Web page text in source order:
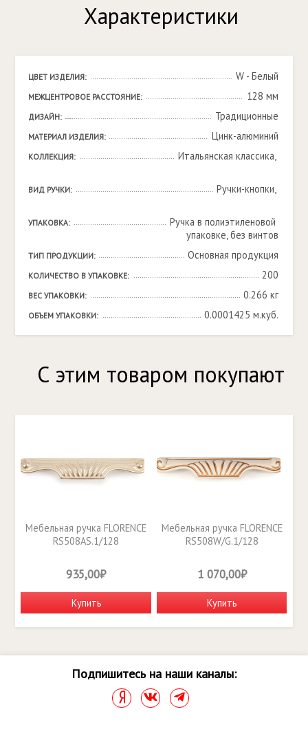
Характеристики
ЦВЕТ ИЗДЕЛИЯ: W - Белый
МЕЖЦЕНТРОВОЕ РАССТОЯНИЕ: 128 мм
ДИЗАЙН: Традиционные
МАТЕРИАЛ ИЗДЕЛИЯ: Цинк-алюминий
КОЛЛЕКЦИЯ: Итальянская классика,
ВИД РУЧКИ: Ручки-кнопки,
УПАКОВКА:
Ручка в полиэтиленовой
упаковке, без винтов
ТИП ПРОДУКЦИИ: Основная продукция
КОЛИЧЕСТВО В УПАКОВКЕ: 200
ВЕС УПАКОВКИ: 0.266 кг
ОБЪЕМ УПАКОВКИ: 0.0001425 м.куб.
С этим товаром покупают
Мебельная ручка FLORENCE
RS508AS.1/128
935,00₽
Купить
Мебельная ручка FLORENCE
RS508W/G.1/128
1 070,00₽
Купить
Подпишитесь на наши каналы: